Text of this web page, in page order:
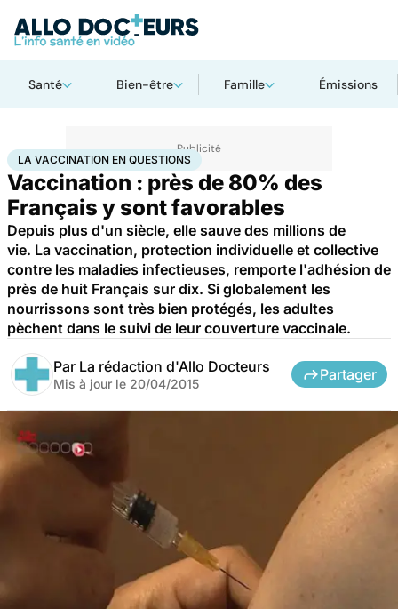
Santé Bien-être Famille Émissions
AccueilSantéMaladiesLa vaccination en questions
LA VACCINATION EN QUESTIONS
Vaccination : près de 80% des
Français y sont favorables
Depuis plus d'un siècle, elle sauve des millions de
vie. La vaccination, protection individuelle et collective
contre les maladies infectieuses, remporte l'adhésion de
près de huit Français sur dix. Si globalement les
nourrissons sont très bien protégés, les adultes
pèchent dans le suivi de leur couverture vaccinale.
Par La rédaction d'Allo Docteurs
Mis à jour le 20/04/2015
Partager